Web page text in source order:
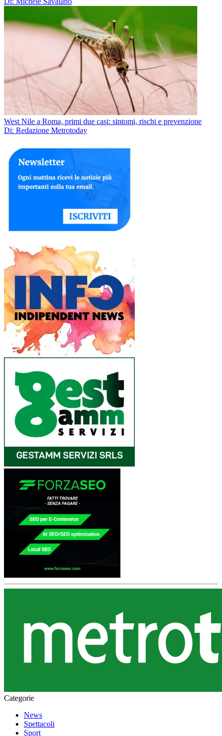
West Nile a Roma, primi due casi: sintomi, rischi e prevenzione
Di: Redazione Metrotoday
Categorie
News
Spettacoli
Sport